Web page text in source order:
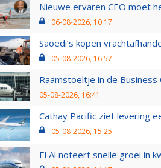
Nieuwe ervaren CEO moet
06-08-2026, 10:17
Saoedi’s kopen
05-08-2026, 16:57
Raamstoeltje in de
05-08-2026, 16:41
Cathay Pacific ziet levering
05-08-2026, 15:25
El Al noteert snelle groei in